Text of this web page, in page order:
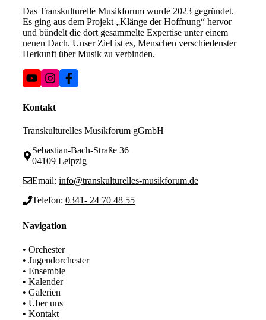
Das Transkulturelle Musikforum wurde 2023 gegründet.
Es ging aus dem Projekt „Klänge der Hoffnung“ hervor
und bündelt die dort gesammelte Expertise unter einem
neuen Dach. Unser Ziel ist es, Menschen verschiedenster
Herkunft über Musik zu verbinden.
Kontakt
Transkulturelles Musikforum gGmbH
Sebastian-Bach-Straße 36
04109 Leipzig
Email: info@transkulturelles-musikforum.de
Telefon: 0341- 24 70 48 55
Navigation
• Orchester
• Jugendorchester
• Ensemble
• Kalender
• Galerien
• Über uns
• Kontakt